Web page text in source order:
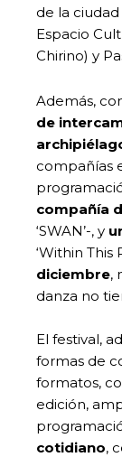
de la
Espacio
Chirino) y
Además,
de
compañías
compañía
‘SWAN’-, y
‘Within This
diciembre,
danza no
El festival,
formas de
formatos,
edición,
cotidiano,